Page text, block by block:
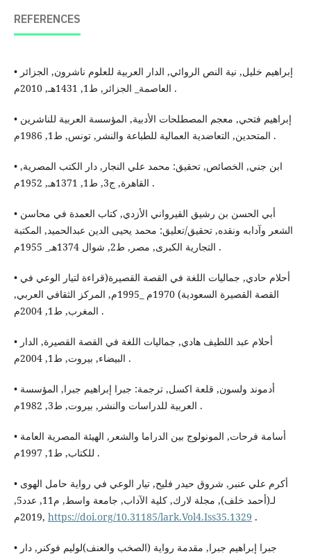
REFERENCES
• إبراهيم خليل, نية النص الروائي, الدار العربية للعلوم ناشرون, الجزائر
العاصمة_ الجزائر, ط1, 1431هـ, 2010م .
• إبراهيم فتحي, معجم المصطلحات الأدبية, المؤسسة العربية للناشرين
المتحدين, التعاضدية العمالية للطباعة والنشر, تونس, ط1, 1986م .
• ابن جني, الخصائص, تحقيق: محمد علي النجار, دار الكتب المصرية,
القاهرة, ج3, ط1, 1371هـ, 1952م .
• أبي الحسن بن رشيق القيرواني الأزدي, كتاب العمدة في محاسن
الشعر وآدابه ونقده, تحقيق/تعليق: محمد يحيى الدين عبدالحميد, المكتبة
التجارية الكبرى, مصر, ط2, شوال 1374هـ_ 1955م .
• أحلام حادي, جماليات اللغة في القصة القصيرة(قراءة لتيار الوعي في
القصة القصيرة السعودية) 1970م _1995م, المركز الثقافي العربي,
المغرب, ط1, 2004م .
• أحلام عبد اللطيف هادي, جماليات اللغة في القصة القصيرة, الدار
البيضاء, بيروت, ط1, 2004م .
• أدموند ولسون, قلعة اكسل, ترجمة: جبرا إبراهيم جبرا, المؤسسة
العربية للدراسات والنشر, بيروت, ط3, 1982م .
• أسامة فرحات, المونولوج بين الدراما والشعر, الهيئة المصرية العامة
للكتاب, ط1, 1997م .
• أكرم علي عنبر, شروق حيدر فليح, تيار الوعي في رواية حامل الهوى
لـ(أحمد خلف), مجلة لارك, كلية الآداب, جامعة واسط, م11, عدد5,
2019م, https://doi.org/10.31185/lark.Vol4.Iss35.1329 .
• جبرا إبراهيم جبرا, مقدمة رواية (الصخب والعنف)لوليم فوكنر, دار